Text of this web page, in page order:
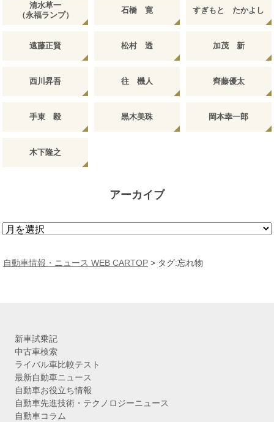
清水草一
（永福ランプ）
石橋 寛 すぎもと たかよし
遠藤正賢 松村 透 加茂 新
西川昇吾 往 機人 齊藤優太
手束 毅 黒木美珠 岡本幸一郎
木下隆之
アーカイブ
ア
カ
自動車情報・ニュース WEB CARTOP > タグ:忘れ物
新車試乗記
中古車検索
ライバル車比較テスト
最新自動車ニュース
自動車お役立ち情報
自動車先進技術・テクノロジーニュース
自動車コラム